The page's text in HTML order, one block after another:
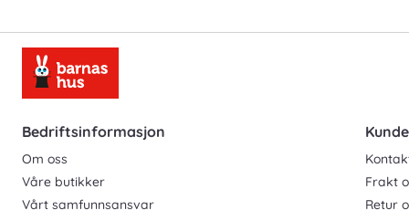
Bedriftsinformasjon
Om oss
Våre butikker
Vårt samfunnsansvar
Frakt
Retur